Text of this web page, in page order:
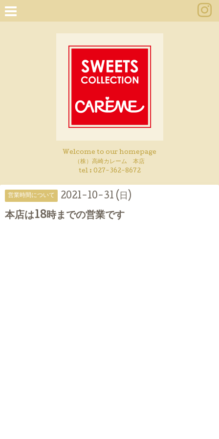
Welcome to our homepage
（株）高崎カレーム 本店
tel : 027-362-8672
営業時間について 2021-10-31 (日)
本店は18時までの営業です